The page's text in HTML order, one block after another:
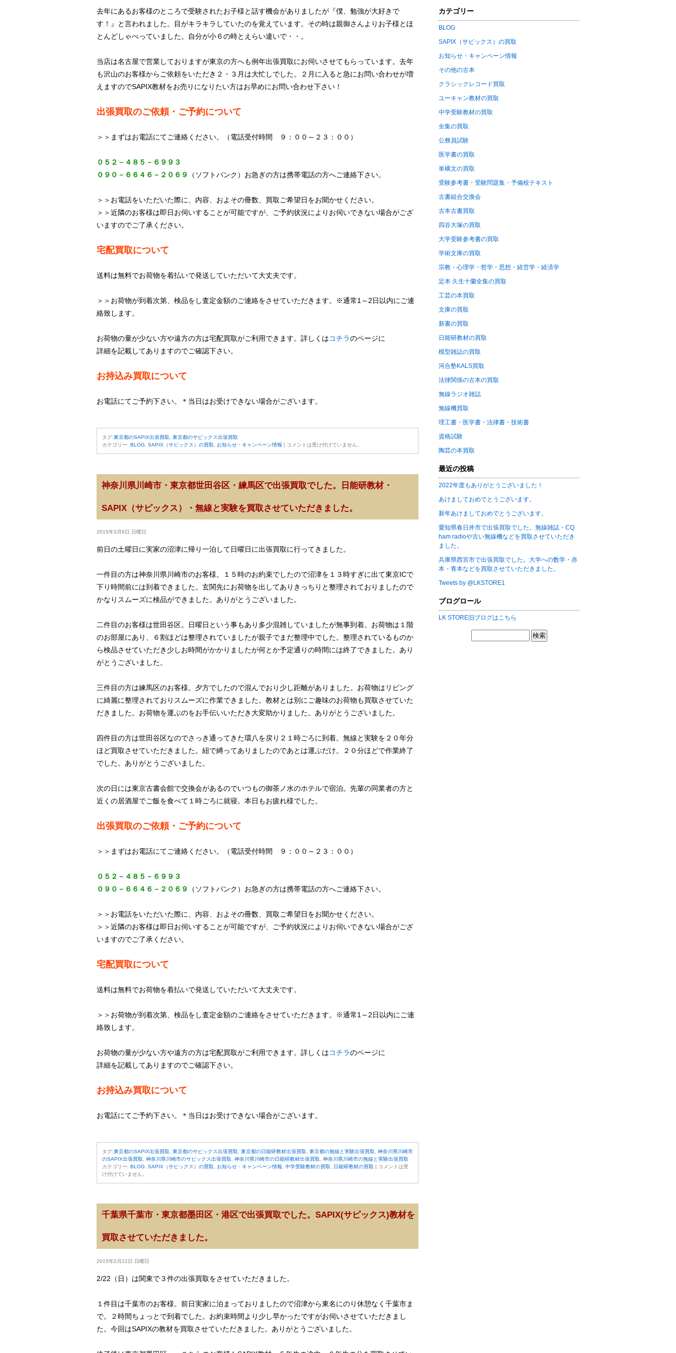
去年にあるお客様のところで受験されたお子様と話す機会がありましたが『僕、勉強が大好きで
す！』と言われました。目がキラキラしていたのを覚えています。その時は親御さんよりお子様とほ
とんどしゃべっていました。自分が小６の時とえらい違いで・・。
当店は名古屋で営業しておりますが東京の方へも例年出張買取にお伺いさせてもらっています。去年
も沢山のお客様からご依頼をいただき２・３月は大忙しでした。２月に入ると急にお問い合わせが増
えますのでSAPIX教材をお売りになりたい方はお早めにお問い合わせ下さい！
出張買取のご依頼・ご予約について
＞＞まずはお電話にてご連絡ください。（電話受付時間 ９：００～２３：００）
０５２－４８５－６９９３
０９０－６６４６－２０６９
（ソフトバンク）お急ぎの方は携帯電話の方へご連絡下さい。
＞＞お電話をいただいた際に、内容、およその冊数、買取ご希望日をお聞かせください。
＞＞近隣のお客様は即日お伺いすることが可能ですが、ご予約状況によりお伺いできない場合がござ
いますのでご了承ください。
宅配買取について
送料は無料でお荷物を着払いで発送していただいて大丈夫です。
＞＞お荷物が到着次第、検品をし査定金額のご連絡をさせていただきます。※通常1～2日以内にご連
絡致します。
お荷物の量が少ない方や遠方の方は宅配買取がご利用できます。詳しくはコチラのページに
詳細を記載してありますのでご確認下さい。
お持込み買取について
お電話にてご予約下さい。＊当日はお受けできない場合がございます。
タグ:東京都のSAPIX出張買取, 東京都のサピックス出張買取
カテゴリー: BLOG, SAPIX（サピックス）の買取, お知らせ・キャンペーン情報 | コメントは受け付けていません。
神奈川県川崎市・東京都世田谷区・練馬区で出張買取でした。日能研教材・
SAPIX（サピックス）・無線と実験を買取させていただきました。
2015年3月8日 日曜日
前日の土曜日に実家の沼津に帰り一泊して日曜日に出張買取に行ってきました。
一件目の方は神奈川県川崎市のお客様。１５時のお約束でしたので沼津を１３時すぎに出て東京ICで
下り時間前には到着できました。玄関先にお荷物を出してありきっちりと整理されておりましたので
かなりスムーズに検品ができました。ありがとうございました。
二件目のお客様は世田谷区。日曜日という事もあり多少混雑していましたが無事到着。お荷物は１階
のお部屋にあり、６割ほどは整理されていましたが親子でまだ整理中でした。整理されているものか
ら検品させていただき少しお時間がかかりましたが何とか予定通りの時間には終了できました。あり
がとうございました。
三件目の方は練馬区のお客様。夕方でしたので混んでおり少し距離がありました。お荷物はリビング
に綺麗に整理されておりスムーズに作業できました。教材とは別にご趣味のお荷物も買取させていた
だきました。お荷物を運ぶのをお手伝いいただき大変助かりました。ありがとうございました。
四件目の方は世田谷区なのでさっき通ってきた環八を戻り２１時ごろに到着。無線と実験を２０年分
ほど買取させていただきました。紐で縛ってありましたのであとは運ぶだけ。２０分ほどで作業終了
でした。ありがとうございました。
次の日には東京古書会館で交換会があるのでいつもの御茶ノ水のホテルで宿泊。先輩の同業者の方と
近くの居酒屋でご飯を食べて１時ごろに就寝。本日もお疲れ様でした。
出張買取のご依頼・ご予約について
＞＞まずはお電話にてご連絡ください。（電話受付時間 ９：００～２３：００）
０５２－４８５－６９９３
０９０－６６４６－２０６９
（ソフトバンク）お急ぎの方は携帯電話の方へご連絡下さい。
＞＞お電話をいただいた際に、内容、およその冊数、買取ご希望日をお聞かせください。
＞＞近隣のお客様は即日お伺いすることが可能ですが、ご予約状況によりお伺いできない場合がござ
いますのでご了承ください。
宅配買取について
送料は無料でお荷物を着払いで発送していただいて大丈夫です。
＞＞お荷物が到着次第、検品をし査定金額のご連絡をさせていただきます。※通常1～2日以内にご連
絡致します。
お荷物の量が少ない方や遠方の方は宅配買取がご利用できます。詳しくはコチラのページに
詳細を記載してありますのでご確認下さい。
お持込み買取について
お電話にてご予約下さい。＊当日はお受けできない場合がございます。
タグ:東京都のSAPIX出張買取 東京都のサピックス出張買取 東京都の日能研教材出張買取 東京都の無線と実験出張買取
神奈川県川崎市
のSAPIX出張買取
神奈川県川崎市のサピックス出張買取 神奈川県川崎市の日能研教材出張買取
神奈川県川崎市の無線と実験出張買取
カテゴリー: BLOG SAPIX（サピックス）の買取 お知らせ・キャンペーン情報 中学受験教材の買取 日能研教材の買取 | コメントは受
け付けていません。
千葉県千葉市・東京都墨田区・港区で出張買取でした。SAPIX(サピックス)教材を
買取させていただきました。
2015年2月22日 日曜日
2/22（日）は関東で３件の出張買取をさせていただきました。
１件目は千葉市のお客様。前日実家に泊まっておりましたので沼津から東名にのり休憩なく千葉市ま
で。２時間ちょっとで到着でした。お約束時間より少し早かったですがお伺いさせていただきまし
た。今回はSAPIXの教材を買取させていただきました。ありがとうございました。
カテゴリー
BLOG
SAPIX（サピックス）の買取
お知らせ・キャンペーン情報
その他の古本
クラシックレコード買取
ユーキャン教材の買取
中学受験教材の買取
全集の買取
公務員試験
医学書の買取
単構文の買取
受験参考書・受験問題集・予備校テキスト
古書組合交換会
古本古書買取
四谷大塚の買取
大学受験参考書の買取
学術文庫の買取
宗教・心理学・哲学・思想・経営学・経済学
定本 久生十蘭全集の買取
工芸の本買取
文庫の買取
新書の買取
日能研教材の買取
模型雑誌の買取
河合塾KALS買取
法律関係の古本の買取
無線ラジオ雑誌
無線機買取
理工書・医学書・法律書・技術書
資格試験
陶芸の本買取
最近の投稿
2022年度もありがとうございました！
あけましておめでとうございます。
新年あけましておめでとうございます。
愛知県春日井市で出張買取でした。無線雑誌・CQ
ham radioや古い無線機などを買取させていただき
ました。
兵庫県西宮市で出張買取でした。大学への数学・赤
本・青本などを買取させていただきました。
Tweets by @LKSTORE1
ブログロール
LK STORE旧ブログはこちら